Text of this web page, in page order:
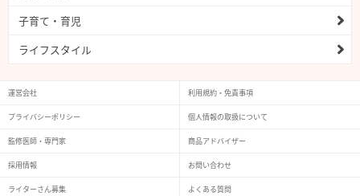
子育て・育児
ライフスタイル
運営会社 利用規約・免責事項
プライバシーポリシー 個人情報の取扱について
監修医師・専門家 商品アドバイザー
採用情報 お問い合わせ
ライターさん募集 よくある質問